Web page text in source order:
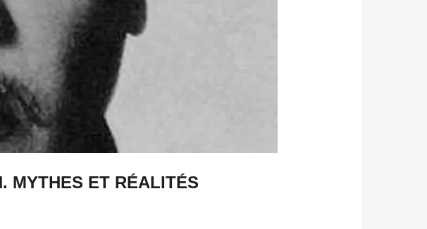
MYTHES ET RÉALITÉS